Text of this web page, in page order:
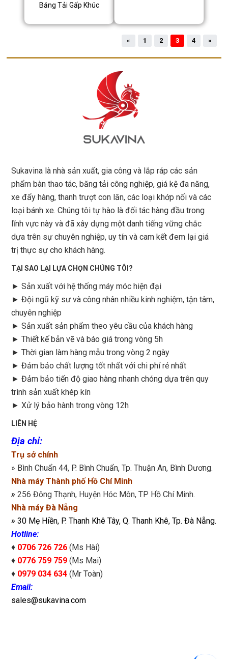
Băng Tải Gấp Khúc
« 1 2 3 4 »
Sukavina là nhà sản xuất, gia công và lắp ráp các sản
phẩm bàn thao tác, băng tải công nghiệp, giá kệ đa năng,
xe đẩy hàng, thanh trượt con lăn, các loại khớp nối và các
loại bánh xe. Chúng tôi tự hào là đối tác hàng đầu trong
lĩnh vực này và đã xây dựng một danh tiếng vững chắc
dựa trên sự chuyên nghiệp, uy tín và cam kết đem lại giá
trị thực sự cho khách hàng.
TẠI SAO LẠI LỰA CHỌN CHÚNG TÔI?
► Sản xuất với hệ thống máy móc hiện đại
► Đội ngũ kỹ sư và công nhân nhiều kinh nghiệm, tận tâm,
chuyên nghiệp
► Sản xuất sản phẩm theo yêu cầu của khách hàng
► Thiết kế bản vẽ và báo giá trong vòng 5h
► Thời gian làm hàng mẫu trong vòng 2 ngày
► Đảm bảo chất lượng tốt nhất với chi phí rẻ nhất
► Đảm bảo tiến độ giao hàng nhanh chóng dựa trên quy
trình sản xuất khép kín
► Xử lý bảo hành trong vòng 12h
LIÊN HỆ
Địa chỉ:
Trụ sở chính
» Bình Chuẩn 44, P. Bình Chuẩn, Tp. Thuận An, Bình Dương.
Nhà máy Thành phố Hồ Chí Minh
» 256 Đông Thạnh, Huyện Hóc Môn, TP Hồ Chí Minh.
Nhà máy Đà Nẵng
» 30 Mẹ Hiền, P. Thanh Khê Tây, Q. Thanh Khê, Tp. Đà Nẵng.
Hotline:
♦ 0706 726 726(Ms Hài)
♦ 0776 759 759(Ms Mai)
♦ 0979 034 634 (Mr Toàn)
Email:
sales@sukavina.com